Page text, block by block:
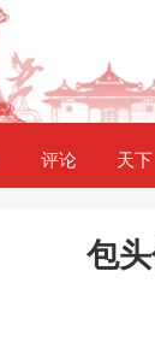
评论 天下
包